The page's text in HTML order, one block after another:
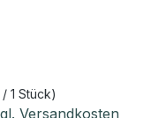
1 Stück)
Versandkosten